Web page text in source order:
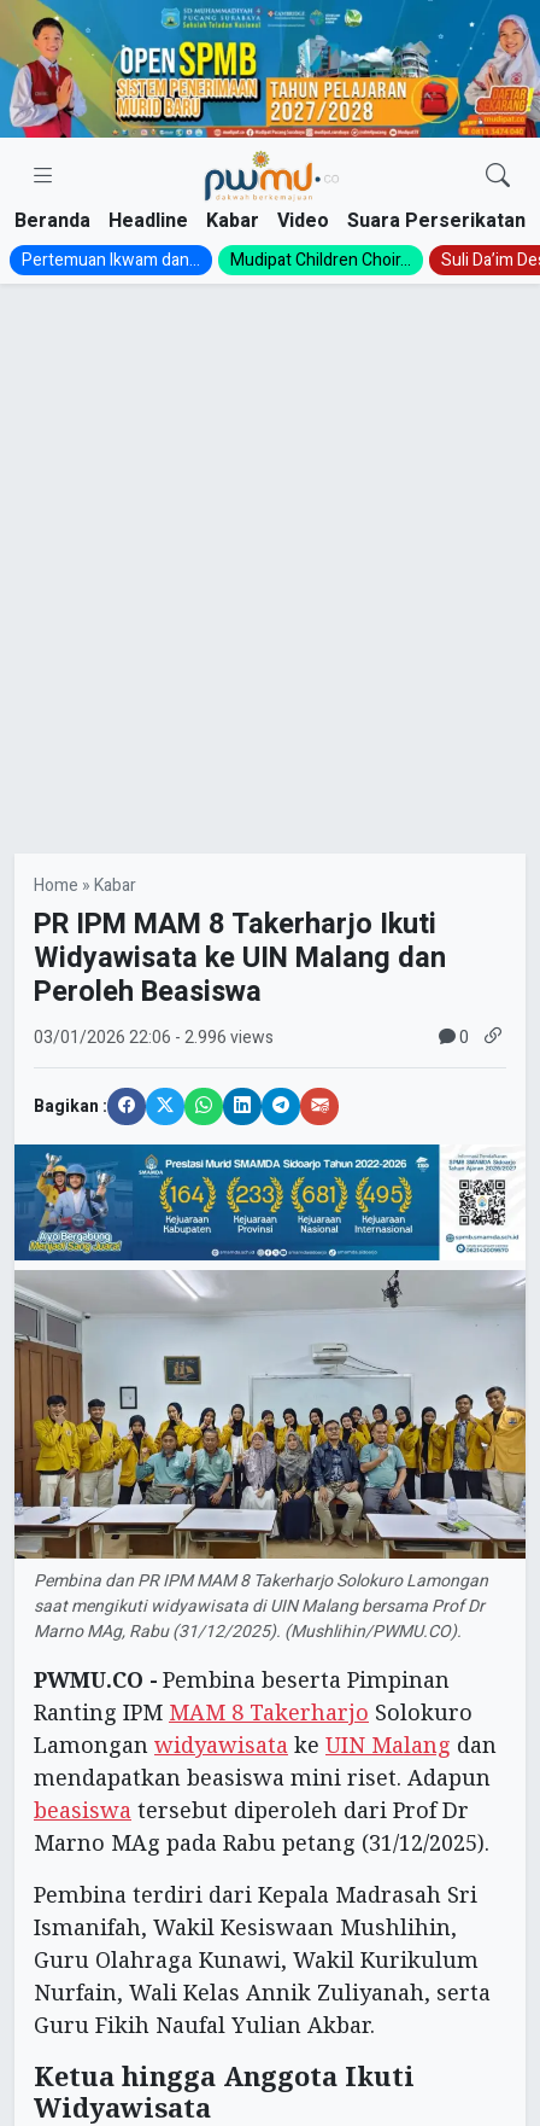
Skip
content
Beranda Headline Kabar Video Suara Perserikatan
Pertemuan Ikwam dan... Mudipat Children Choir... Suli Da’im
Home »Kabar
PR IPM MAM 8 Takerharjo Ikuti
Widyawisata ke UIN Malang dan
Peroleh Beasiswa
03/01/202622:06 - 2.996 views 0
Bagikan :
Pembina dan PR IPM MAM 8 Takerharjo Solokuro Lamongan
saat mengikuti widyawisata di UIN Malang bersama Prof Dr
Marno MAg, Rabu (31/12/2025). (Mushlihin/PWMU.CO).
PWMU.CO - Pembina beserta Pimpinan
Ranting IPM MAM 8 Takerharjo Solokuro
Lamongan widyawisata ke UIN Malang dan
mendapatkan beasiswa mini riset. Adapun
beasiswa tersebut diperoleh dari Prof Dr
Marno MAg pada Rabu petang (31/12/2025).
Pembina terdiri dari Kepala Madrasah Sri
Ismanifah, Wakil Kesiswaan Mushlihin,
Guru Olahraga Kunawi, Wakil Kurikulum
Nurfain, Wali Kelas Annik Zuliyanah, serta
Guru Fikih Naufal Yulian Akbar.
Ketua hingga Anggota Ikuti
Widyawisata